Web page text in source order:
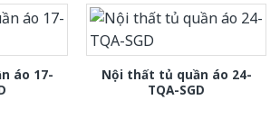
áo 17-
Nội thất tủ quần áo 24-
TQA-SGD